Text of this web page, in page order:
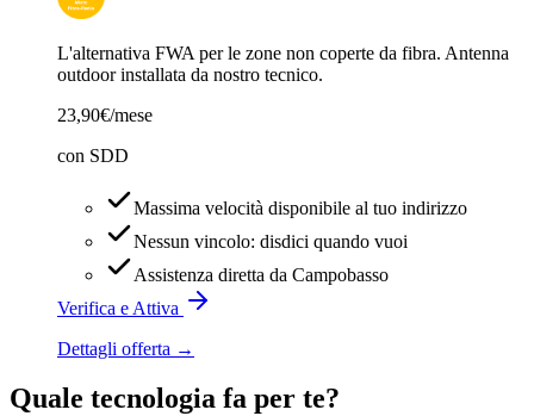
L'alternativa FWA per le zone non coperte da fibra. Antenna
outdoor installata da nostro tecnico.
23,90€/mese
con SDD
Massima velocità disponibile al tuo indirizzo
Nessun vincolo: disdici quando vuoi
Assistenza diretta da Campobasso
Verifica e Attiva
Dettagli offerta →
Quale tecnologia fa per te?